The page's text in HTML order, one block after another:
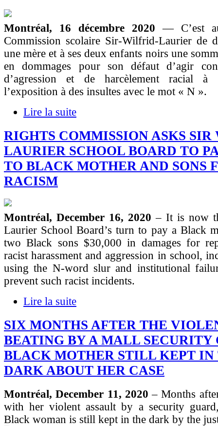
Montréal, 16 décembre 2020— C’est
Commission scolaire Sir-Wilfrid-Laurier de
une mère et à ses deux enfants noirs une
en dommages pour son défaut d’agir
d’agression et de harcèlement racial à
l’exposition à des insultes avec le mot « N ».
Lire la suite
RIGHTS COMMISSION ASKS
LAURIER SCHOOL BOARD TO
TO BLACK MOTHER AND SONS
RACISM
Montréal, December 16, 2020 – It is now
Laurier School Board’s turn to pay a Black
two Black sons $30,000 in damages for
racist harassment and aggression in school,
using the N-word slur and institutional
prevent such racist incidents.
Lire la suite
SIX MONTHS AFTER THE
BEATING BY A MALL SECURITY
BLACK MOTHER STILL KEPT IN
DARK ABOUT HER CASE
Montréal, December 11, 2020 – Months
with her violent assault by a security
Black woman is still kept in the dark by the